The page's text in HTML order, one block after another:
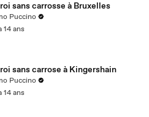
sans carrosse à Bruxelles
Puccino
14 ans
sans carrose à Kingershain
Puccino
14 ans